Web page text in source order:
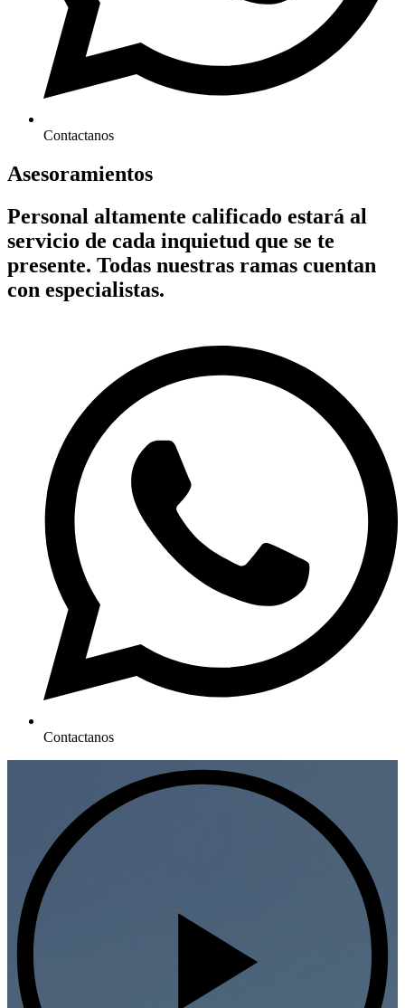
Contactanos
Asesoramientos
Personal altamente calificado estará al
servicio de cada inquietud que se te
presente. Todas nuestras ramas cuentan
con especialistas.
Contactanos